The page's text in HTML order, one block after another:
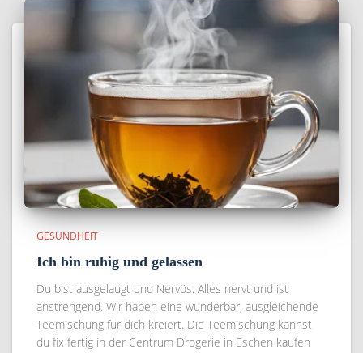
GESUNDHEIT
Ich bin ruhig und gelassen
Du bist ausgelaugt und Nervös. Alles nervt und ist
anstrengend. Wir haben eine wunderbar, ausgleichende
Teemischung für dich kreiert. Die Teemischung kannst
du fix fertig in der Centrum Drogerie in Eschen kaufen